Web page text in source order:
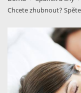
Chcete zhubnout?